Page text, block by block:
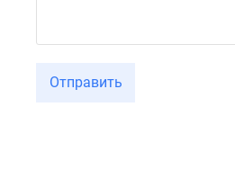
Отправить